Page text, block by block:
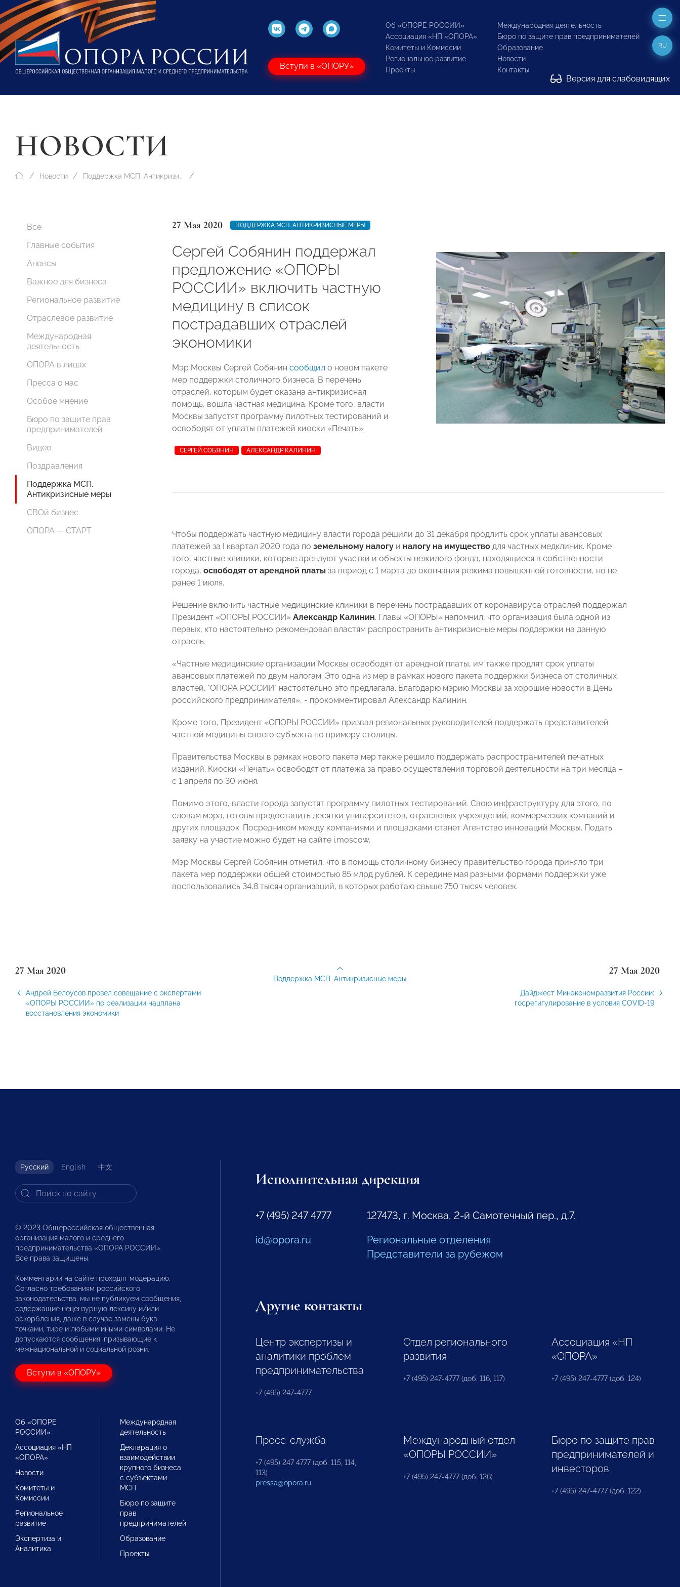
Вступи в «ОПОРУ»
Об «ОПОРЕ РОССИИ»
Ассоциация «НП «ОПОРА»
Комитеты и Комиссии
Региональное развитие
Проекты
Международная деятельность
Бюро по защите прав предпринимателей
Образование
Новости
Контакты
Версия для слабовидящих
RU
НОВОСТИ
Новости Поддержка МСП. Антикризисные меры
Все
Главные события
Анонсы
Важное для бизнеса
Региональное развитие
Отраслевое развитие
Международная
деятельность
ОПОРА в лицах
Пресса о нас
Особое мнение
Бюро по защите прав
предпринимателей
Видео
Поздравления
Поддержка МСП.
Антикризисные меры
СВОй бизнес
ОПОРА — СТАРТ
27 Мая 2020 ПОДДЕРЖКА МСП. АНТИКРИЗИСНЫЕ МЕРЫ
Сергей Собянин поддержал
предложение «ОПОРЫ
РОССИИ» включить частную
медицину в список
пострадавших отраслей
экономики
Мэр Москвы Сергей Собянин сообщил о новом пакете
мер поддержки столичного бизнеса. В перечень
отраслей, которым будет оказана антикризисная
помощь, вошла частная медицина. Кроме того, власти
Москвы запустят программу пилотных тестирований и
освободят от уплаты платежей киоски «Печать».
СЕРГЕЙ СОБЯНИН АЛЕКСАНДР КАЛИНИН
Чтобы поддержать частную медицину власти города решили до 31 декабря продлить срок уплаты авансовых
платежей за I квартал 2020 года по земельному налогу и налогу на имущество для частных медклиник. Кроме
того, частные клиники, которые арендуют участки и объекты нежилого фонда, находящиеся в собственности
города, освободят от арендной платы за период с 1 марта до окончания режима повышенной готовности, но не
ранее 1 июля.
Решение включить частные медицинские клиники в перечень пострадавших от коронавируса отраслей поддержал
Президент «ОПОРЫ РОССИИ» Александр Калинин. Главы «ОПОРЫ» напомнил, что организация была одной из
первых, кто настоятельно рекомендовал властям распространить антикризисные меры поддержки на данную
отрасль.
«Частные медицинские организации Москвы освободят от арендной платы, им также продлят срок уплаты
авансовых платежей по двум налогам. Это одна из мер в рамках нового пакета поддержки бизнеса от столичных
властей. "ОПОРА РОССИИ" настоятельно это предлагала. Благодарю мэрию Москвы за хорошие новости в День
российского предпринимателя», - прокомментировал Александр Калинин.
Кроме того, Президент «ОПОРЫ РОССИИ» призвал региональных руководителей поддержать представителей
частной медицины своего субъекта по примеру столицы.
Правительства Москвы в рамках нового пакета мер также решило поддержать распространителей печатных
изданий. Киоски «Печать» освободят от платежа за право осуществления торговой деятельности на три месяца –
с 1 апреля по 30 июня.
Помимо этого, власти города запустят программу пилотных тестирований. Свою инфраструктуру для этого, по
словам мэра, готовы предоставить десятки университетов, отраслевых учреждений, коммерческих компаний и
других площадок. Посредником между компаниями и площадками станет Агентство инноваций Москвы. Подать
заявку на участие можно будет на сайте i.moscow.
Мэр Москвы Сергей Собянин отметил, что в помощь столичному бизнесу правительство города приняло три
пакета мер поддержки общей стоимостью 85 млрд рублей. К середине мая разными формами поддержки уже
воспользовались 34,8 тысяч организаций, в которых работаю свыше 750 тысяч человек.
27 Мая 2020
Андрей Белоусов провел совещание с экспертами
«ОПОРЫ РОССИИ» по реализации нацплана
восстановления экономики
27 Мая 2020
Дайджест Минэкономразвития России:
госрегигулирование в условия COVID-19
Поддержка МСП. Антикризисные меры
Русский English 中文
© 2023 Общероссийская общественная
организация малого и среднего
предпринимательства «ОПОРА РОССИИ».
Все права защищены.
Комментарии на сайте проходят модерацию.
Согласно требованиям российского
законодательства, мы не публикуем сообщения,
содержащие нецензурную лексику и/или
оскорбления, даже в случае замены букв
точками, тире и любыми иными символами. Не
допускаются сообщения, призывающие к
межнациональной и социальной розни.
Вступи в «ОПОРУ»
Об «ОПОРЕ
РОССИИ»
Ассоциация «НП
«ОПОРА»
Новости
Комитеты и
Комиссии
Региональное
развитие
Экспертиза и
Аналитика
Международная
деятельность
Декларация о
взаимодействии
крупного бизнеса
с субъектами
МСП
Бюро по защите
прав
предпринимателей
Образование
Проекты
Исполнительная дирекция
+7 (495) 247 4777
id@opora.ru
127473, г. Москва, 2-й Самотечный пер., д.7.
Региональные отделения
Представители за рубежом
Другие контакты
Центр экспертизы и
аналитики проблем
предпринимательства
+7 (495) 247-4777
Отдел регионального
развития
+7 (495) 247-4777 (доб. 116, 117)
Ассоциация «НП
«ОПОРА»
+7 (495) 247-4777 (доб. 124)
Пресс-служба
+7 (495) 247 4777 (доб. 115, 114,
113)
pressa@opora.ru
Международный отдел
«ОПОРЫ РОССИИ»
+7 (495) 247-4777 (доб. 126)
Бюро по защите прав
предпринимателей и
инвесторов
+7 (495) 247-4777 (доб. 122)